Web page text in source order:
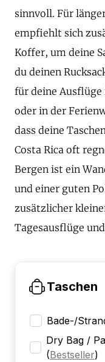
sinnvoll. Für
empfiehlt sich
Koffer, um deine
du deinen
für deine
oder in der
dass deine
Costa Rica oft
Bergen ist ein
und einer guten
zusätzlicher
Tagesausflüge
Taschen
Bade-/
Dry Bag /
(Bestseller)